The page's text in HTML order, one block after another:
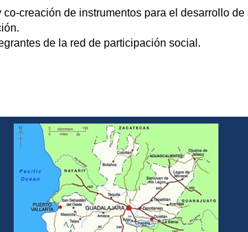
creación de instrumentos para el desarrollo
de la red de participación social.